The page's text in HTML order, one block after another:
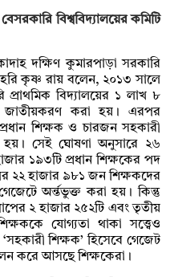
বিশ্ববিদ্যালয়ের কমিটি
দক্ষিণ কুমারপাড়া সরকারি
হরি কৃষ্ণ রায় বলেন, ২০১৩ সালে
বিদ্যালয়ের ১ লাখ ৮
জাতীয়করণ করা হয়। এরপর
শিক্ষক ও চারজন সহকারী
হয়। সেই ঘোষণা অনুসারে ২৬
১৯৩টি প্রধান শিক্ষকের পদ
২২ হাজার ৯৮১ জন শিক্ষকদের
অর্ন্তভুক্ত করা হয়। কিন্তু
২ হাজার ২৫২টি এবং তৃতীয়
যোগ্যতা থাকা সত্ত্বেও
শিক্ষক’ হিসেবে গেজেট
করে আসছে শিক্ষকেরা।